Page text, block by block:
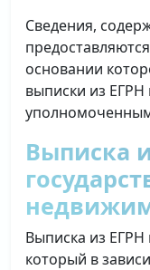
Сведения,
основании
выписки из
Выписка
Выписка из ЕГРН
который в